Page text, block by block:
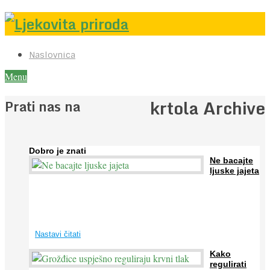
Naslovnica
Menu
krtola Archive
Dobro je znati
Ne bacajte
ljuske jajeta
Nastavi čitati
Kako
regulirati
Prati nas na